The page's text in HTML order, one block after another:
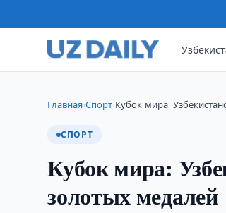
Главная›Спорт›Кубок мира:
СПОРТ
Кубок мира:
золотых медалей